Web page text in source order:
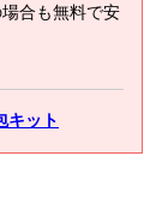
合も無料で安
キット